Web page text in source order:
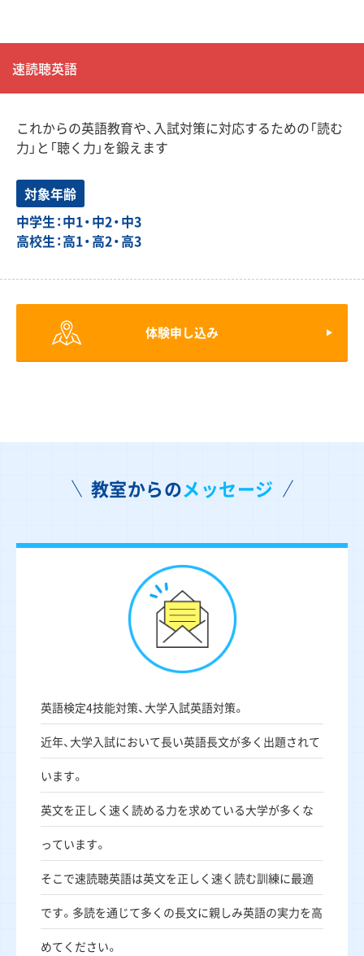
速読聴英語
これからの英語教育や、入試対策に対応するための「読む
力」と「聴く力」を鍛えます
対象年齢
中学生：中1・中2・中3
高校生：高1・高2・高3
体験申し込み
教室からのメッセージ
英語検定4技能対策、大学入試英語対策。
近年、大学入試において長い英語長文が多く出題されて
います。
英文を正しく速く読める力を求めている大学が多くな
っています。
そこで速読聴英語は英文を正しく速く読む訓練に最適
です。多読を通じて多くの長文に親しみ英語の実力を高
めてください。